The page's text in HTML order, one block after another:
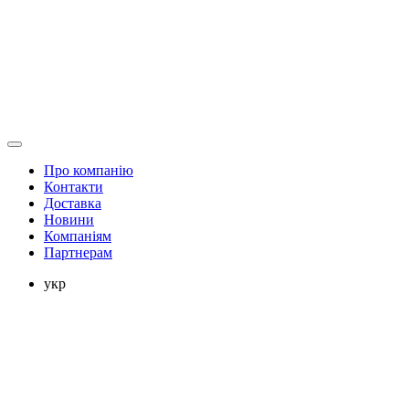
Про компанію
Контакти
Доставка
Новини
Компаніям
Партнерам
укр